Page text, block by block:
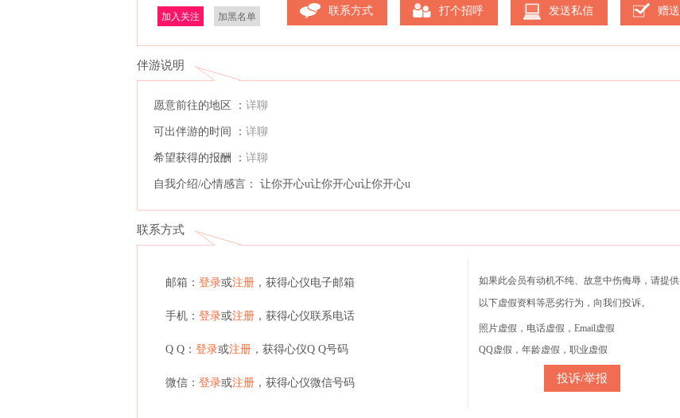
加入关注 加黑名单 联系方式 打个招呼 发送私信 赠
伴游说明
愿意前往的地区 ： 详聊
可出伴游的时间 ： 详聊
希望获得的报酬 ： 详聊
自我介绍/心情感言： 让你开心u让你开心u让你开心u
联系方式
邮箱： 登录或注册 ，获得心仪电子邮箱
手机： 登录或注册 ，获得心仪联系电话
Q Q： 登录或注册 ，获得心仪Q Q号码
微信： 登录或注册 ，获得心仪微信号码
如果此会员有动机不纯、故意中伤侮辱，请提供
以下虚假资料等恶劣行为，向我们投诉。
照片虚假，电话虚假，Email虚假
QQ虚假，年龄虚假，职业虚假